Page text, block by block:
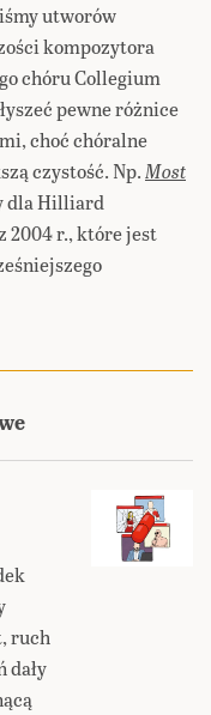
utworów
kompozytora
chóru Collegium
pewne różnice
choć chóralne
czystość. Np.Most
dla Hilliard
2004 r., które jest
ruch
dały